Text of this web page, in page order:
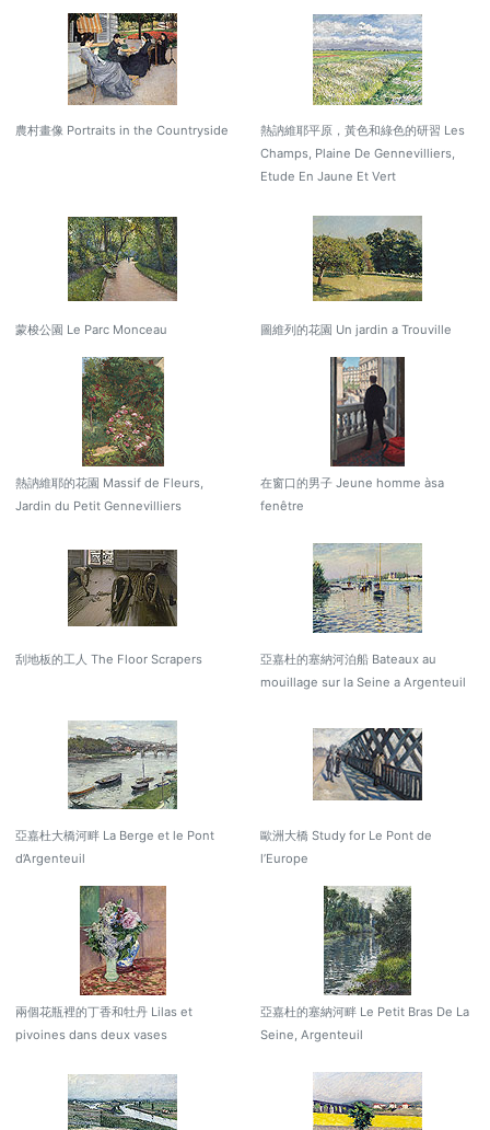
農村畫像 Portraits in the Countryside
熱訥維耶平原，黃色和綠色的研習 Les
Champs, Plaine De Gennevilliers,
Etude En Jaune Et Vert
蒙梭公園 Le Parc Monceau 圖維列的花園 Un jardin a Trouville
熱訥維耶的花園 Massif de Fleurs,
Jardin du Petit Gennevilliers
在窗口的男子 Jeune homme àsa
fenêtre
刮地板的工人 The Floor Scrapers
亞嘉杜的塞納河泊船 Bateaux au
mouillage sur la Seine a Argenteuil
亞嘉杜大橋河畔 La Berge et le Pont
d’Argenteuil
歐洲大橋 Study for Le Pont de
l’Europe
兩個花瓶裡的丁香和牡丹 Lilas et
pivoines dans deux vases
亞嘉杜的塞納河畔 Le Petit Bras De La
Seine, Argenteuil